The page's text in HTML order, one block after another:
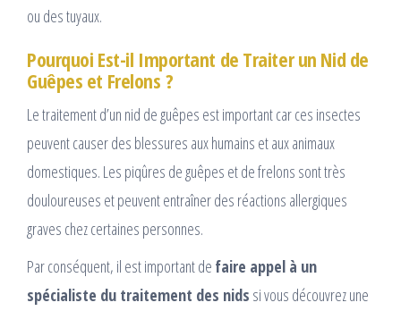
ou des tuyaux.
Pourquoi Est-il Important de Traiter un Nid de
Guêpes et Frelons ?
Le traitement d’un nid de guêpes est important car ces insectes
peuvent causer des blessures aux humains et aux animaux
domestiques. Les piqûres de guêpes et de frelons sont très
douloureuses et peuvent entraîner des réactions allergiques
graves chez certaines personnes.
Par conséquent, il est important de faire appel à un
spécialiste du traitement des nids si vous découvrez une